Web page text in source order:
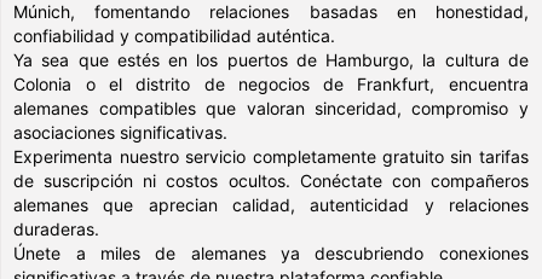
Múnich, fomentando relaciones basadas en honestidad,
confiabilidad y compatibilidad auténtica.
Ya sea que estés en los puertos de Hamburgo, la cultura de
Colonia o el distrito de negocios de Frankfurt, encuentra
alemanes compatibles que valoran sinceridad, compromiso y
asociaciones significativas.
Experimenta nuestro servicio completamente gratuito sin tarifas
de suscripción ni costos ocultos. Conéctate con compañeros
alemanes que aprecian calidad, autenticidad y relaciones
duraderas.
Únete a miles de alemanes ya descubriendo conexiones